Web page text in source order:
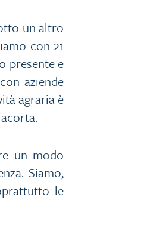
un altro
con 21
presente e
aziende
agraria è
un modo
Siamo,
le